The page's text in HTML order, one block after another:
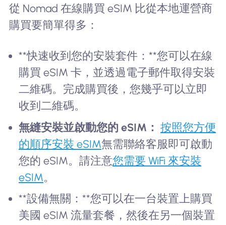
從 Nomad 在線購買 eSIM 比從本地運營商
購買要簡單得多：
**快速收到您的安裝套件：**您可以在線
購買 eSIM 卡，並透過電子郵件取得安裝
二維碼。完成購買後，您幾乎可以立即
收到二維碼。
無縫安裝並啟動您的 eSIM： 按照您方便
的順序安裝 eSIM無需聯絡客服即可啟動
您的 eSIM。請注意您需要 WiFi 來安裝
eSIM。
**設備無關：**您可以在一台裝置上購買
美國 eSIM 流量套餐，然後在另一個裝置